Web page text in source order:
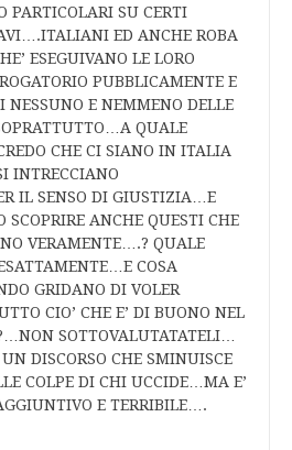
SU CERTI
ED ANCHE ROBA
ESEGUIVANO LE LORO
PUBBLICAMENTE E
NESSUNO E NEMMENO DELLE
QUALE
CHE CI SIANO IN ITALIA
INTRECCIANO
IL SENSO DI GIUSTIZIA…E
SCOPRIRE ANCHE QUESTI CHE
VERAMENTE….? QUALE
COSA
GRIDANO DI VOLER
CIO’ CHE E’ DI BUONO NEL
SOTTOVALUTATATELI…
UN DISCORSO CHE SMINUISCE
COLPE DI CHI UCCIDE…MA E’
E TERRIBILE….